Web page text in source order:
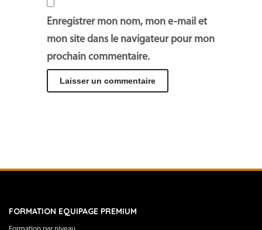
Enregistrer mon nom, mon e-mail et
mon site dans le navigateur pour mon
prochain commentaire.
FORMATION EQUIPAGE PREMIUM